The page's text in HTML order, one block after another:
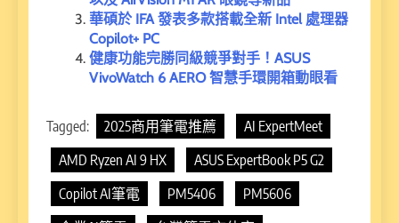
華碩於 IFA 發表多款搭載全新 Intel 處理器
Copilot+ PC
健康功能完勝同級競爭對手！ASUS
VivoWatch 6 AERO 智慧手環開箱動眼看
Tagged: 2025商用筆電推薦
AI ExpertMeet
AMD Ryzen AI 9 HX
ASUS ExpertBook P5 G2
Copilot AI筆電
PM5406
PM5606